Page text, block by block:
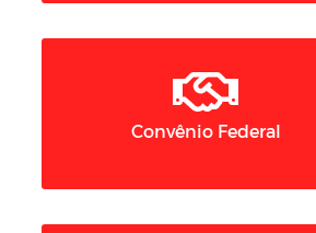
Convênio Federal